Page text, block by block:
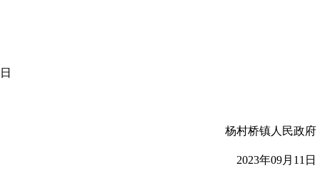
杨村桥镇人民政府
2023年09月11日